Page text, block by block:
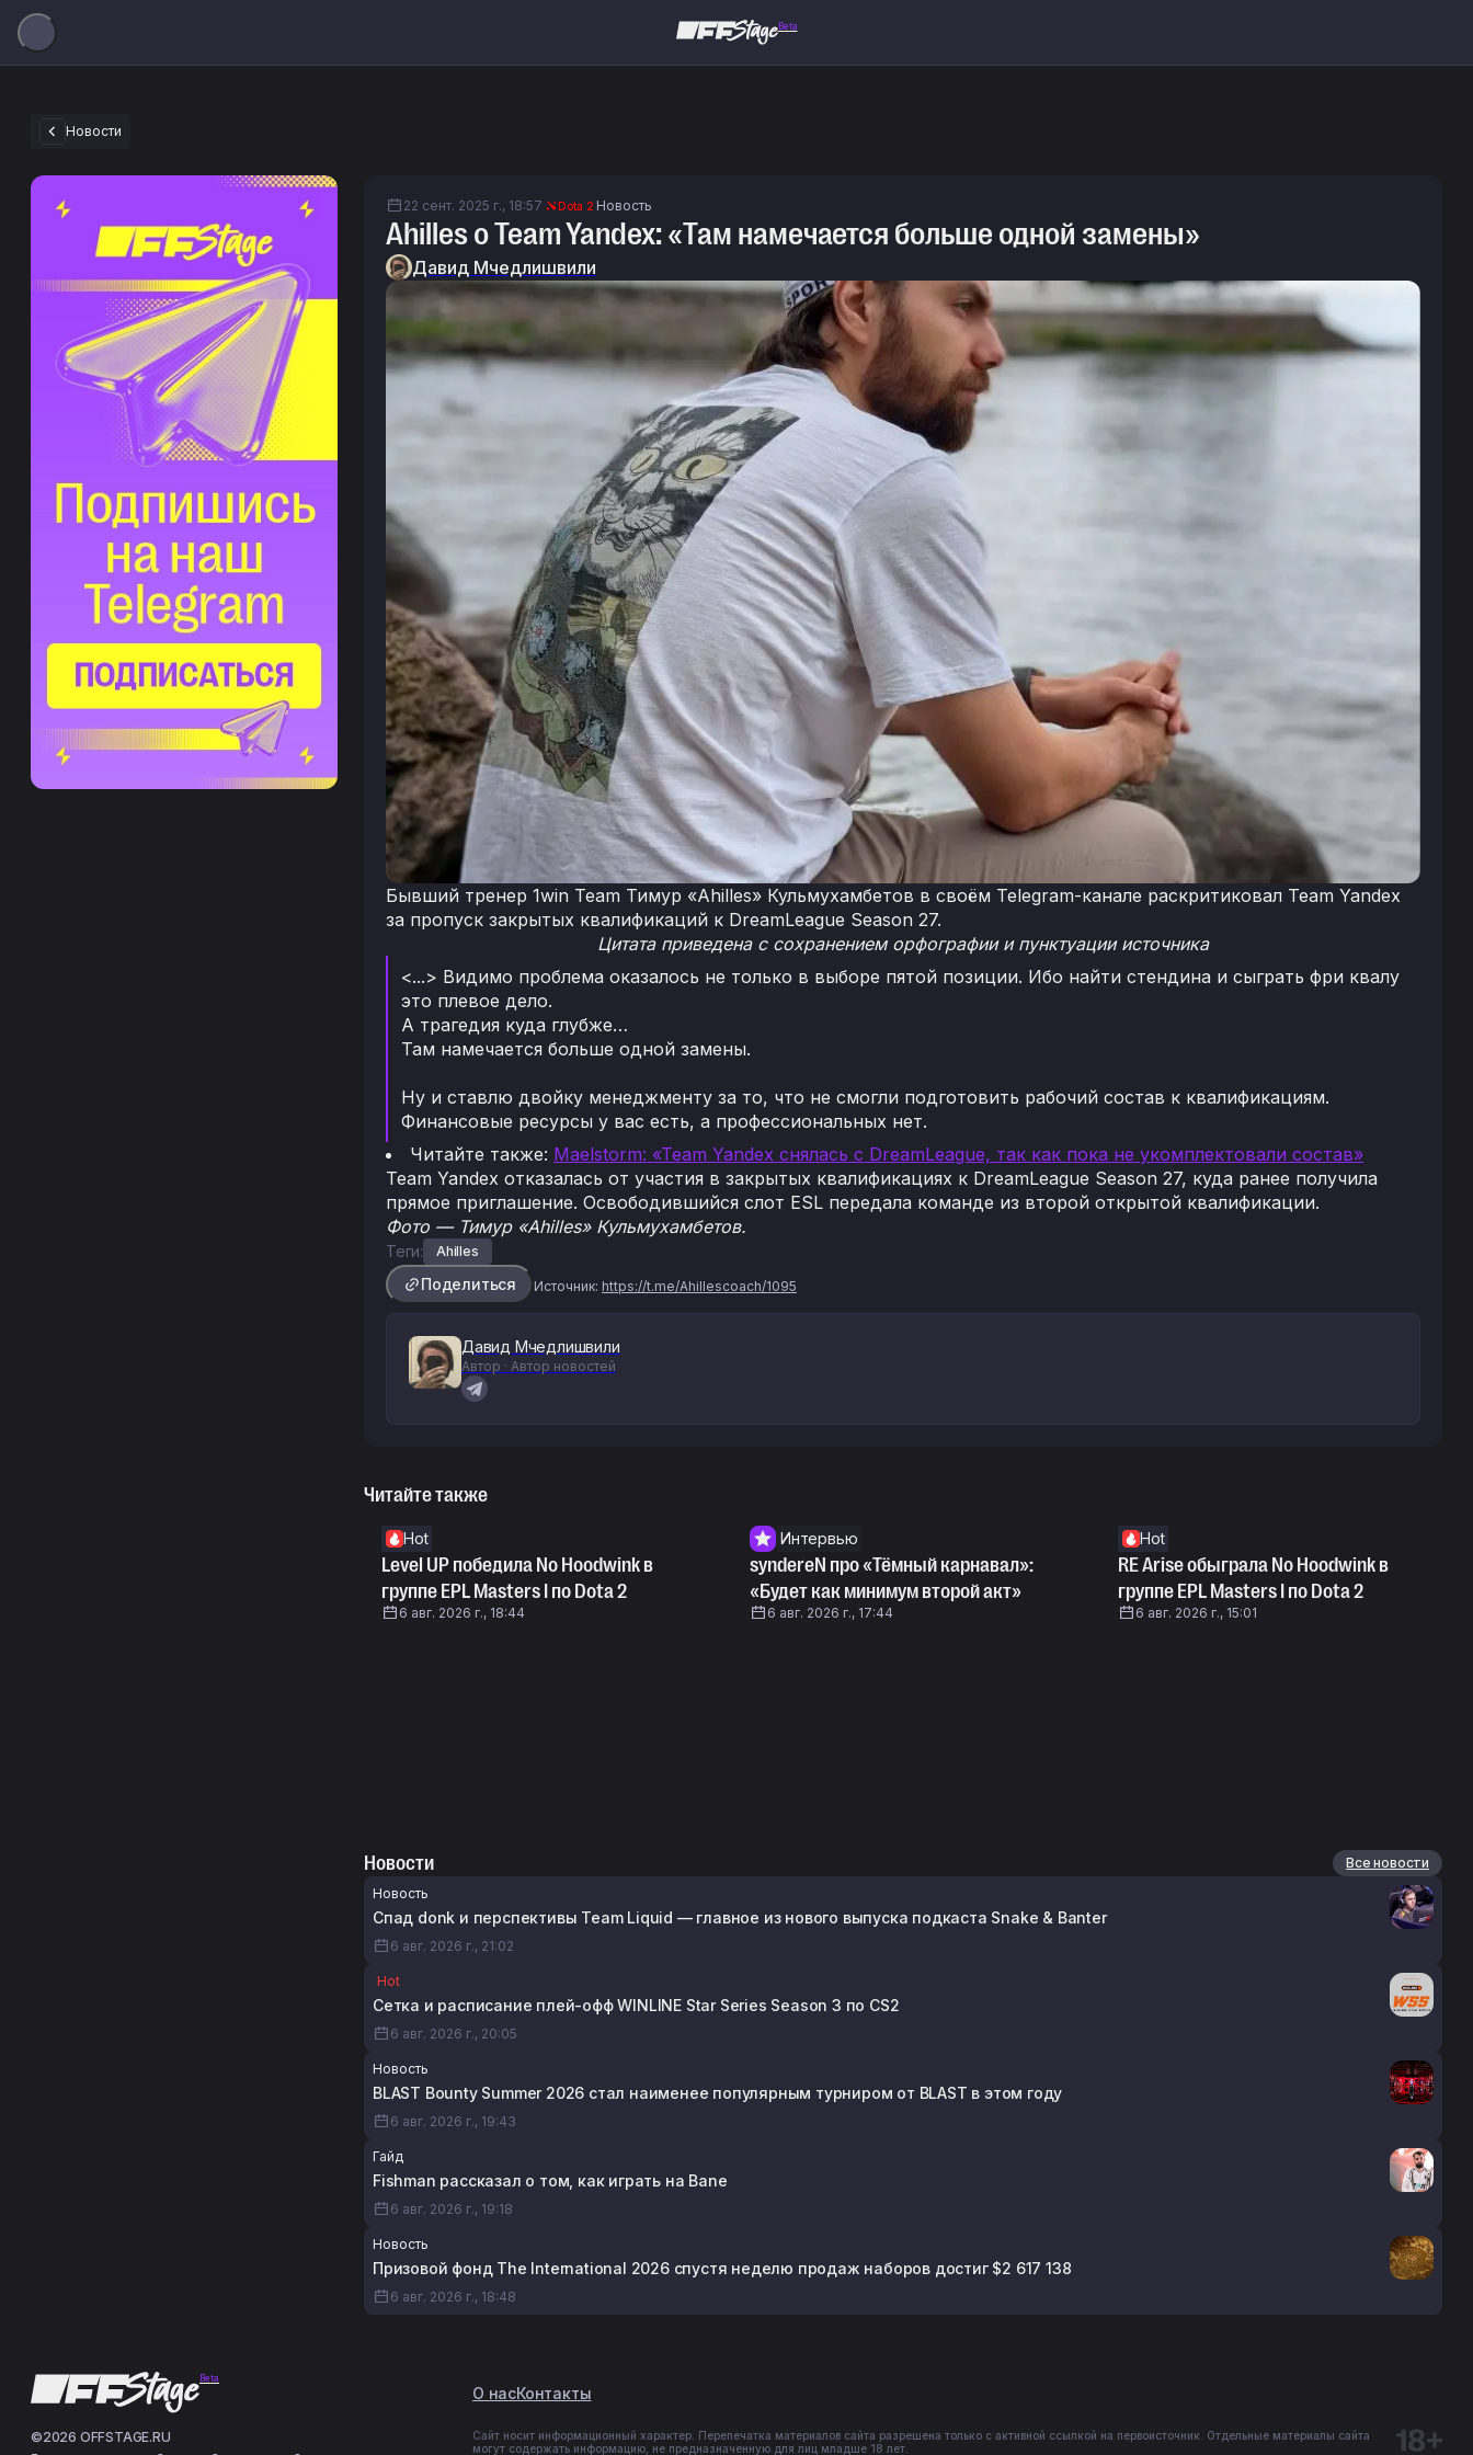
Beta
Новости
22 сент. 2025 г., 18:57 Dota 2 Новость
Ahilles о Team Yandex: «Там намечается больше одной замены»
Давид Мчедлишвили
Бывший тренер 1win Team Тимур «Ahilles» Кульмухамбетов в своём Telegram-канале раскритиковал Team Yandex
за пропуск закрытых квалификаций к DreamLeague Season 27.
Цитата приведена с сохранением орфографии и пунктуации источника
<...> Видимо проблема оказалось не только в выборе пятой позиции. Ибо найти стендина и сыграть фри квалу
это плевое дело.
А трагедия куда глубже…
Там намечается больше одной замены.
Ну и ставлю двойку менеджменту за то, что не смогли подготовить рабочий состав к квалификациям.
Финансовые ресурсы у вас есть, а профессиональных нет.
Читайте также: Maelstorm: «Team Yandex снялась с DreamLeague, так как пока не укомплектовали состав»
Team Yandex отказалась от участия в закрытых квалификациях к DreamLeague Season 27, куда ранее получила
прямое приглашение. Освободившийся слот ESL передала команде из второй открытой квалификации.
Фото — Тимур «Ahilles» Кульмухамбетов.
Теги: Ahilles
Поделиться Источник: https://t.me/Ahillescoach/1095
Давид Мчедлишвили
Автор · Автор новостей
Читайте также
Hot
Level UP победила No Hoodwink в
группе EPL Masters I по Dota 2
6 авг. 2026 г., 18:44
Интервью
syndereN про «Тёмный карнавал»:
«Будет как минимум второй акт»
6 авг. 2026 г., 17:44
Hot
RE Arise обыграла No Hoodwink в
группе EPL Masters I по Dota 2
6 авг. 2026 г., 15:01
Новости
Все новости
Новость
Спад donk и перспективы Team Liquid — главное из нового выпуска подкаста Snake & Banter
6 авг. 2026 г., 21:02
Hot
Сетка и расписание плей-офф WINLINE Star Series Season 3 по CS2
6 авг. 2026 г., 20:05
Новость
BLAST Bounty Summer 2026 стал наименее популярным турниром от BLAST в этом году
6 авг. 2026 г., 19:43
Гайд
Fishman рассказал о том, как играть на Bane
6 авг. 2026 г., 19:18
Новость
Призовой фонд The International 2026 спустя неделю продаж наборов достиг $2 617 138
6 авг. 2026 г., 18:48
Beta
О насКонтакты
©2026 OFFSTAGE.RU
Сайт носит информационный характер. Перепечатка материалов сайта разрешена только с активной ссылкой на первоисточник. Отдельные материалы сайта
могут содержать информацию, не предназначенную для лиц младше 18 лет.